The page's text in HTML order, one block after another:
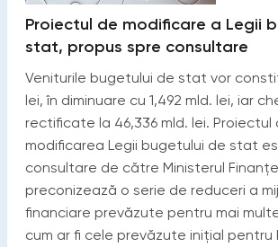
Proiectul de modificare a Legii
stat, propus spre consultare
Veniturile bugetului de stat vor
lei, în diminuare cu 1,492 mld. lei, iar
rectificate la 46,336 mld. lei. Proiectul
modificarea Legii bugetului de stat
consultare de către Ministerul
preconizează o serie de reduceri a
financiare prevăzute pentru mai
cum ar fi cele prevăzute inițial pentru